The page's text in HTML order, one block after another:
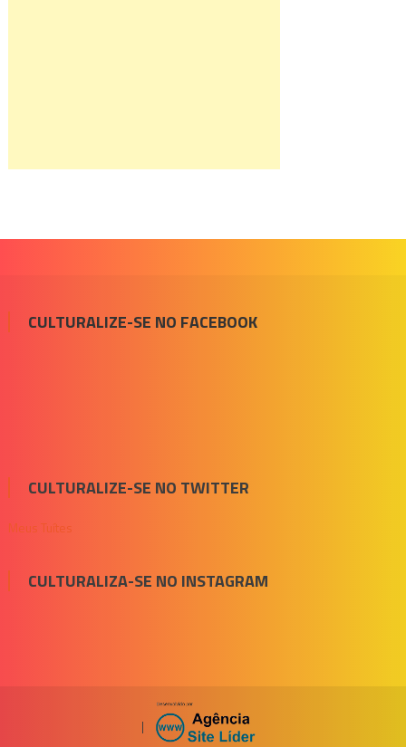
CULTURALIZE-SE NO FACEBOOK
CULTURALIZE-SE NO TWITTER
Meus Tuítes
CULTURALIZA-SE NO INSTAGRAM
|